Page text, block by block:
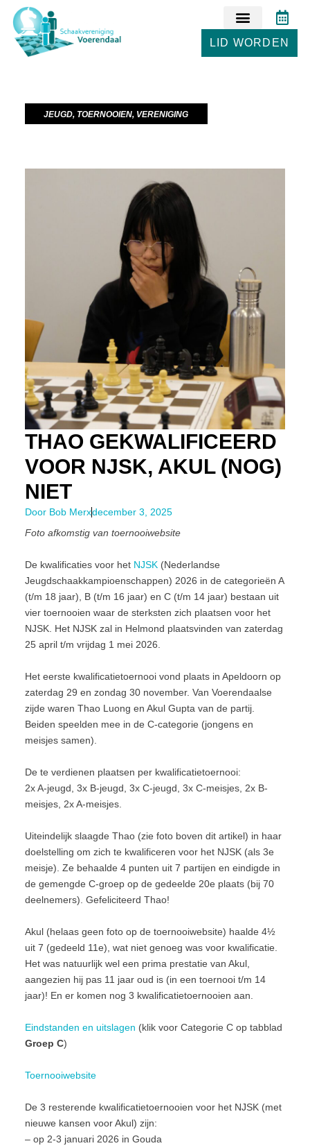
LID WORDEN
JEUGD, TOERNOOIEN, VERENIGING
THAO GEKWALIFICEERD
VOOR NJSK, AKUL (NOG)
NIET
DoorBob Merxdecember 3, 2025
Foto afkomstig van toernooiwebsite
De kwalificaties voor het NJSK(Nederlandse
Jeugdschaakkampioenschappen) 2026 in de categorieën A
(t/m 18 jaar), B (t/m 16 jaar) en C (t/m 14 jaar) bestaan uit
vier toernooien waar de sterksten zich plaatsen voor het
NJSK. Het NJSK zal in Helmond plaatsvinden van zaterdag
25 april t/m vrijdag 1 mei 2026.
Het eerste kwalificatietoernooi vond plaats in Apeldoorn op
zaterdag 29 en zondag 30 november. Van Voerendaalse
zijde waren Thao Luong en Akul Gupta van de partij.
Beiden speelden mee in de C-categorie (jongens en
meisjes samen).
De te verdienen plaatsen per kwalificatietoernooi:
2x A-jeugd, 3x B-jeugd, 3x C-jeugd, 3x C-meisjes, 2x B-
meisjes, 2x A-meisjes.
Uiteindelijk slaagde Thao (zie foto boven dit artikel) in haar
doelstelling om zich te kwalificeren voor het NJSK (als 3e
meisje). Ze behaalde 4 punten uit 7 partijen en eindigde in
de gemengde C-groep op de gedeelde 20e plaats (bij 70
deelnemers). Gefeliciteerd Thao!
Akul (helaas geen foto op de toernooiwebsite) haalde 4½
uit 7 (gedeeld 11e), wat niet genoeg was voor kwalificatie.
Het was natuurlijk wel een prima prestatie van Akul,
aangezien hij pas 11 jaar oud is (in een toernooi t/m 14
jaar)! En er komen nog 3 kwalificatietoernooien aan.
Eindstanden en uitslagen (klik voor Categorie C op tabblad
Groep C)
Toernooiwebsite
De 3 resterende kwalificatietoernooien voor het NJSK (met
nieuwe kansen voor Akul) zijn:
– op 2-3 januari 2026 in Gouda